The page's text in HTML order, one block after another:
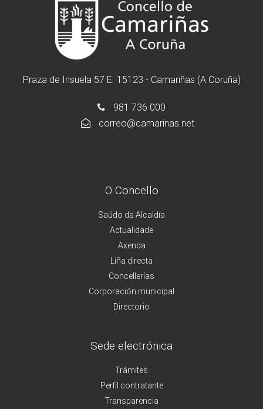
Praza de Insuela 57 E. 15123 - Camariñas (A Coruña)
981 736 000
correo@camarinas.net
O Concello
Saúdo da Alcaldía
Actualidade
Axenda
Liña directa
Concellerías
Corporación municipal
Directorio
Sede electrónica
Trámites
Perfil contratante
Transparencia